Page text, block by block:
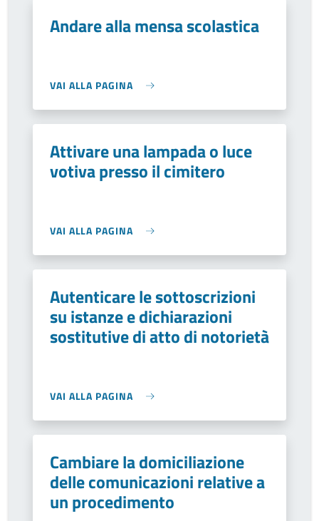
Andare alla mensa scolastica
VAI ALLA PAGINA
Attivare una lampada o luce
votiva presso il cimitero
VAI ALLA PAGINA
Autenticare le sottoscrizioni
su istanze e dichiarazioni
sostitutive di atto di notorietà
VAI ALLA PAGINA
Cambiare la domiciliazione
delle comunicazioni relative a
un procedimento